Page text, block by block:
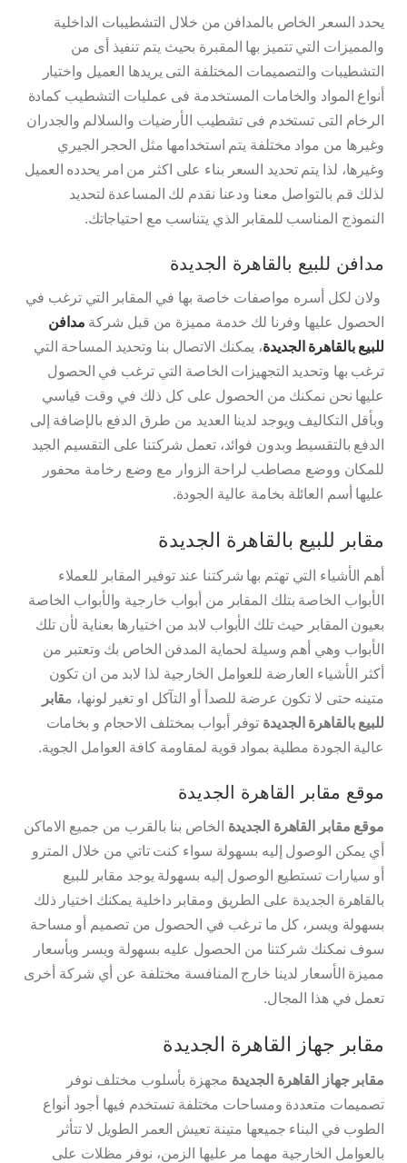
يحدد السعر الخاص بالمدافن من خلال التشطيبات الداخلية
والمميزات التي تتميز بها المقبرة بحيث يتم تنفيذ أى من
التشطيبات والتصميمات المختلفة التى يريدها العميل واختيار
أنواع المواد والخامات المستخدمة فى عمليات التشطيب كمادة
الرخام التى تستخدم فى تشطيب الأرضيات والسلالم والجدران
وغيرها من مواد مختلفة يتم استخدامها مثل الحجر الجيري
وغيرها، لذا يتم تحديد السعر بناء على اكثر من امر يحدده العميل
لذلك قم بالتواصل معنا ودعنا نقدم لك المساعدة لتحديد
النموذج المناسب للمقابر الذي يتناسب مع احتياجاتك.
مدافن للبيع بالقاهرة الجديدة
ولان لكل أسره مواصفات خاصة بها في المقابر التي ترغب في
الحصول عليها وفرنا لك خدمة مميزة من قبل شركة مدافن
للبيع بالقاهرة الجديدة، يمكنك الاتصال بنا وتحديد المساحة التي
ترغب بها وتحديد التجهيزات الخاصة التي ترغب في الحصول
عليها نحن نمكنك من الحصول على كل ذلك في وقت قياسي
وبأقل التكاليف ويوجد لدينا العديد من طرق الدفع بالإضافة إلى
الدفع بالتقسيط وبدون فوائد، تعمل شركتنا على التقسيم الجيد
للمكان ووضع مصاطب لراحة الزوار مع وضع رخامة محفور
عليها أسم العائلة بخامة عالية الجودة.
مقابر للبيع بالقاهرة الجديدة
أهم الأشياء التي تهتم بها شركتنا عند توفير المقابر للعملاء
الأبواب الخاصة بتلك المقابر من أبواب خارجية والأبواب الخاصة
بعيون المقابر حيث تلك الأبواب لابد من اختيارها بعناية لأن تلك
الأبواب وهي أهم وسيلة لحماية المدفن الخاص بك وتعتبر من
أكثر الأشياء العارضة للعوامل الخارجية لذا لابد من ان تكون
متينه حتى لا تكون عرضة للصدأ أو التآكل او تغير لونها، مقابر
للبيع بالقاهرة الجديدة توفر أبواب بمختلف الاحجام و بخامات
عالية الجودة مطلية بمواد قوية لمقاومة كافة العوامل الجوية.
موقع مقابر القاهرة الجديدة
موقع مقابر القاهرة الجديدة الخاص بنا بالقرب من جميع الاماكن
أي يمكن الوصول إليه بسهولة سواء كنت تاتي من خلال المترو
أو سيارات تستطيع الوصول إليه بسهولة يوجد مقابر للبيع
بالقاهرة الجديدة على الطريق ومقابر داخلية يمكنك اختيار ذلك
بسهولة ويسر، كل ما ترغب في الحصول من تصميم أو مساحة
سوف نمكنك شركتنا من الحصول عليه بسهولة ويسر وبأسعار
مميزة الأسعار لدينا خارج المنافسة مختلفة عن أي شركة أخرى
تعمل في هذا المجال.
مقابر جهاز القاهرة الجديدة
مقابر جهاز القاهرة الجديدة مجهزة بأسلوب مختلف نوفر
تصميمات متعددة ومساحات مختلفة تستخدم فيها أجود أنواع
الطوب في البناء جميعها متينة تعيش العمر الطويل لا تتأثر
بالعوامل الخارجية مهما مر عليها الزمن، نوفر مظلات على